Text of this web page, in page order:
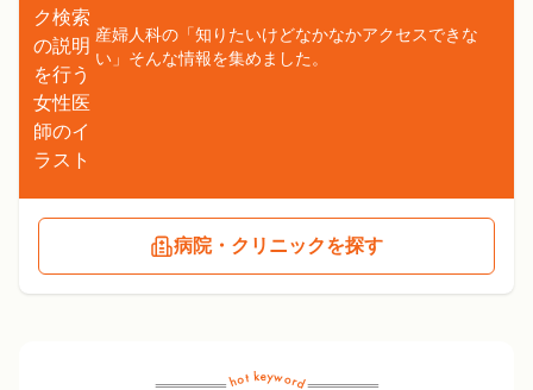
産婦人科の「知りたいけどなかなかアクセスできな
い」そんな情報を集めました。
病院・クリニックを探す